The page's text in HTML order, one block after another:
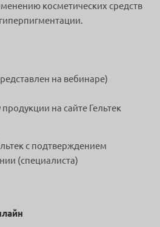
косметических средств
на вебинаре)
на сайте Гельтек
с подтверждением
(специалиста)